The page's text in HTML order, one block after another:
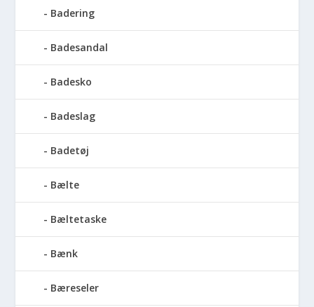
Badering
Badesandal
Badesko
Badeslag
Badetøj
Bælte
Bæltetaske
Bænk
Bæreseler